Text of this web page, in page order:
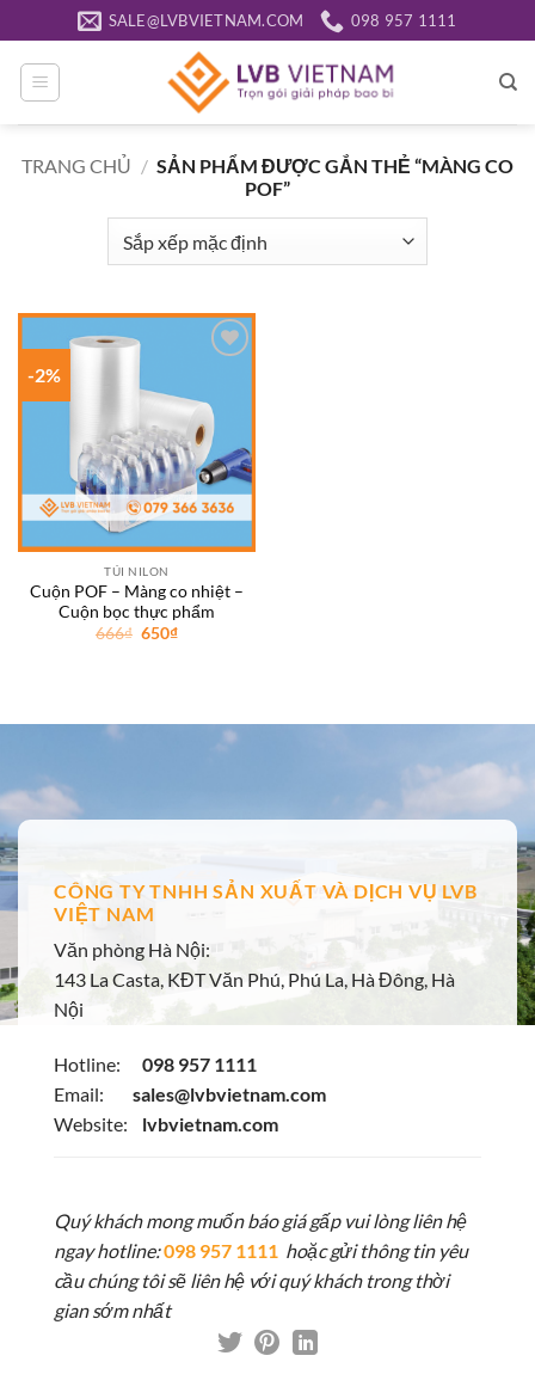
qua
nội
dung
SALE@LVBVIETNAM.COM 098 957 1111
TRANG CHỦ / SẢN PHẨM ĐƯỢC GẮN THẺ “MÀNG CO
POF”
-2%
TÚI NILON
Cuộn POF – Màng co nhiệt –
Cuộn bọc thực phẩm
666₫ Giá
650₫Giá
CÔNG TY TNHH SẢN XUẤT VÀ DỊCH VỤ LVB
VIỆT NAM
Văn phòng Hà Nội:
143 La Casta, KĐT Văn Phú, Phú La, Hà Đông, Hà
Nội
Hotline:
098 957 1111
Email:
sales@lvbvietnam.com
Website:
lvbvietnam.com
Quý khách mong muốn báo giá gấp vui lòng liên hệ
ngay hotline:098 957 1111 hoặc gửi thông tin yêu
cầu chúng tôi sẽ liên hệ với quý khách trong thời
gian sớm nhất